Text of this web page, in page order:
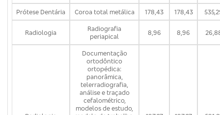
Prótese Dentária Coroa total metálica 178,43 178,43
Radiologia
Radiografia
periapical
8,96 8,96
Documentação
ortodôntico
ortopédica:
panorâmica,
telerradiografia,
análise e traçado
cefalométrico,
modelos de estudo,